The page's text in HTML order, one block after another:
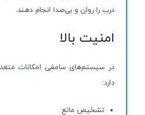
درب را روان و بی‌صدا انجام دهند.
امنیت بالا
در سیستم‌های سامفی امکانات
دارد:
تشخیص مانع